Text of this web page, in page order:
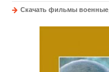
Скачать фильмы военные